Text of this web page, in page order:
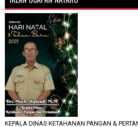
KEPALA DINAS KETAHANAN PANGAN &